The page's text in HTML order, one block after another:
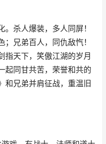
杀人爆装，多人同屏！
兄弟百人，同仇敌忾！
指天下，笑傲江湖的岁月
起同甘共苦，荣誉和共的
和兄弟并肩征战，重温旧